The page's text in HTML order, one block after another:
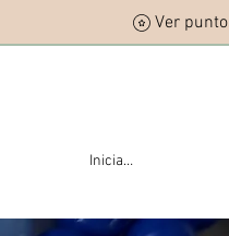
Ver
Iniciar sesión